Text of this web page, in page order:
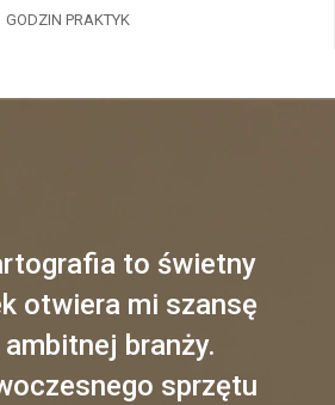
GODZIN PRAKTYK
to świetny
otwiera mi szansę
branży.
sprzętu